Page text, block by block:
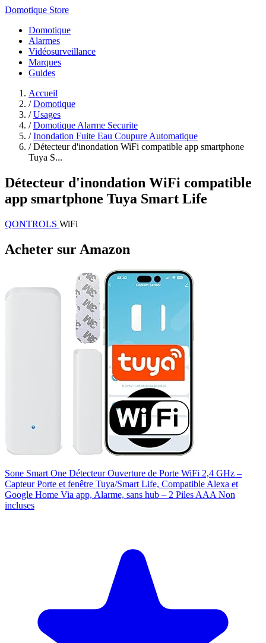
Domotique Store
Domotique
Alarmes
Vidéosurveillance
Marques
Guides
Accueil
/ Domotique
/ Usages
/ Domotique Alarme Securite
/ Inondation Fuite Eau Coupure Automatique
/ Détecteur d'inondation WiFi compatible app smartphone
Tuya S...
Détecteur d'inondation WiFi compatible
app smartphone Tuya Smart Life
QONTROLS WiFi
Acheter sur Amazon
Sone Smart One Détecteur Ouverture de Porte WiFi 2,4 GHz –
Capteur Porte et fenêtre Tuya/Smart Life, Compatible Alexa et
Google Home Via app, Alarme, sans hub – 2 Piles AAA Non
incluses